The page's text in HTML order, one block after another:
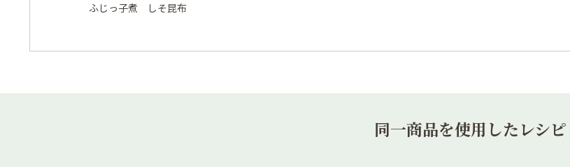
ふじっ子煮 しそ昆布
同一商品を使用したレシピ